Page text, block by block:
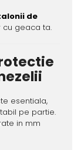
de
cu geaca ta.
esentiala,
pe partie.
in mm